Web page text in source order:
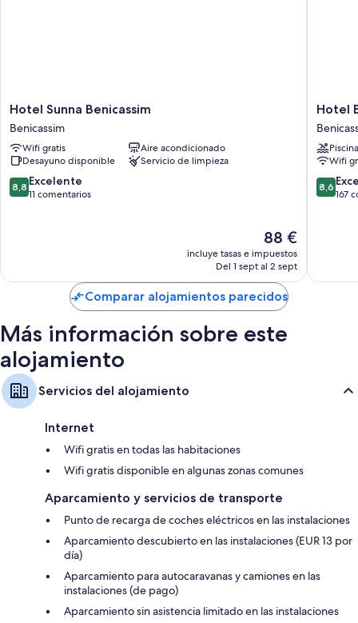
Hotel
Sunna
Benicassim
Benicassim
Hotel Sunna Benicassim
Benicassim
Wifi gratis
Aire acondicionado
Desayuno disponible
Servicio de limpieza
8.8
sobre
8,8 Excelente
11 comentarios
El
precio
actual
de
88 €
88 €
incluye tasas e impuestos
Del 1 sept al 2 sept
Hotel
Hotel
Piscina
Wifi
8.6
sobre
8,6
167
Comparar alojamientos parecidos
Más información sobre este
alojamiento
Servicios del alojamiento
Internet
Wifi gratis en todas las habitaciones
Wifi gratis disponible en algunas zonas comunes
Aparcamiento y servicios de transporte
Punto de recarga de coches eléctricos en las instalaciones
Aparcamiento descubierto en las instalaciones (EUR 13 por
día)
Aparcamiento para autocaravanas y camiones en las
instalaciones (de pago)
Aparcamiento sin asistencia limitado en las instalaciones